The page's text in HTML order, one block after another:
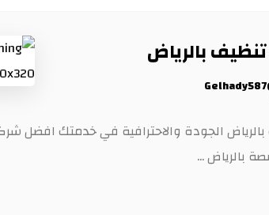
بالرياض
الجودة والاحترافية في خدمتك افضل
بالرياض ...